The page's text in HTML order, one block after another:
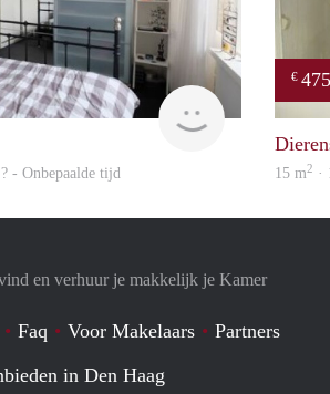
- Onbepaalde tijd
€ 475
15 m2 ·
en verhuur je makkelijk je Kamer
Faq Voor Makelaars
Partners
in Den Haag